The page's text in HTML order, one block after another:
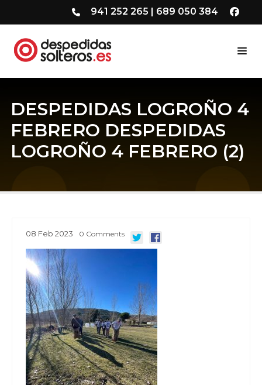
941 252 265 | 689 050 384
DESPEDIDAS LOGROÑO 4
FEBRERO DESPEDIDAS
LOGROÑO 4 FEBRERO (2)
08 Feb 2023 0 Comments